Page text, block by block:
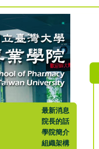
最新消息
院長的話
學院簡介
組織架構